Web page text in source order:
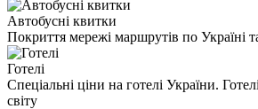
Автобусні квитки
Покриття мережі маршрутів по Україні
Готелі
Спеціальні ціни на готелі України.
світу